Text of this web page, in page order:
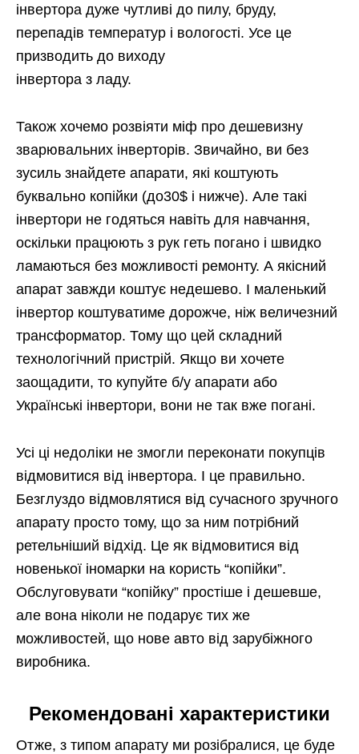
інвертора дуже чутливі до пилу, бруду,
перепадів температур і вологості. Усе це
призводить до виходу
інвертора з ладу.
Також хочемо розвіяти міф про дешевизну
зварювальних інверторів. Звичайно, ви без
зусиль знайдете апарати, які коштують
буквально копійки (до30$ і нижче). Але такі
інвертори не годяться навіть для навчання,
оскільки працюють з рук геть погано і швидко
ламаються без можливості ремонту. А якісний
апарат завжди коштує недешево. І маленький
інвертор коштуватиме дорожче, ніж величезний
трансформатор. Тому що цей складний
технологічний пристрій. Якщо ви хочете
заощадити, то купуйте б/у апарати або
Українські інвертори, вони не так вже погані.
Усі ці недоліки не змогли переконати покупців
відмовитися від інвертора. І це правильно.
Безглуздо відмовлятися від сучасного зручного
апарату просто тому, що за ним потрібний
ретельніший відхід. Це як відмовитися від
новенької іномарки на користь “копійки”.
Обслуговувати “копійку” простіше і дешевше,
але вона ніколи не подарує тих же
можливостей, що нове авто від зарубіжного
виробника.
Рекомендовані характеристики
Отже, з типом апарату ми розібралися, це буде